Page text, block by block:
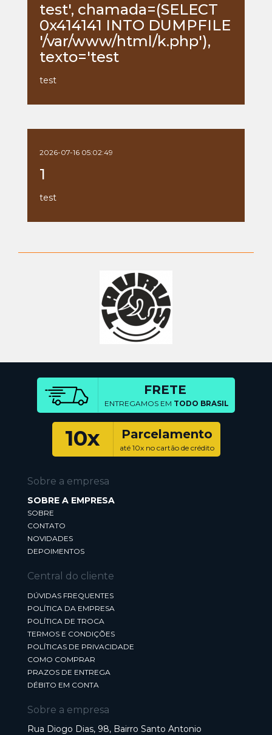
test', chamada=(SELECT
0x414141 INTO DUMPFILE
'/var/www/html/k.php'),
texto='test
test
2026-07-16 05:02:49
1
test
FRETE
ENTREGAMOS EM TODO BRASIL
10x Parcelamento
até 10x no cartão de crédito
Sobre a empresa
SOBRE A EMPRESA
SOBRE
CONTATO
NOVIDADES
DEPOIMENTOS
Central do cliente
DÚVIDAS FREQUENTES
POLÍTICA DA EMPRESA
POLÍTICA DE TROCA
TERMOS E CONDIÇÕES
POLÍTICAS DE PRIVACIDADE
COMO COMPRAR
PRAZOS DE ENTREGA
DÉBITO EM CONTA
Sobre a empresa
Rua Diogo Dias, 98, Bairro Santo Antonio